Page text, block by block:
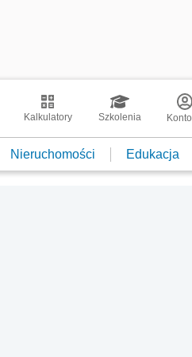
Kalkulatory Szkolenia Konto
Nieruchomości Edukacja